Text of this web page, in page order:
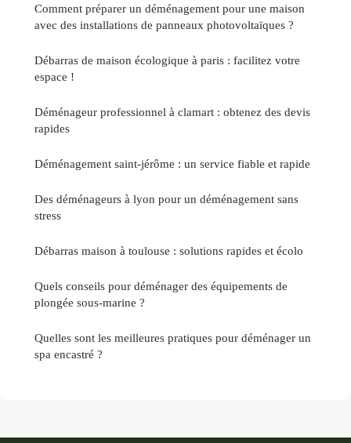
Comment préparer un déménagement pour une maison
avec des installations de panneaux photovoltaïques ?
Débarras de maison écologique à paris : facilitez votre
espace !
Déménageur professionnel à clamart : obtenez des devis
rapides
Déménagement saint-jérôme : un service fiable et rapide
Des déménageurs à lyon pour un déménagement sans
stress
Débarras maison à toulouse : solutions rapides et écolo
Quels conseils pour déménager des équipements de
plongée sous-marine ?
Quelles sont les meilleures pratiques pour déménager un
spa encastré ?